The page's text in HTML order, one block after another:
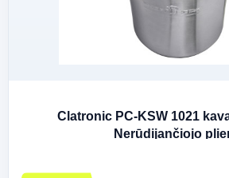
Clatronic PC-KSW 1021
Nerūdijančiojo